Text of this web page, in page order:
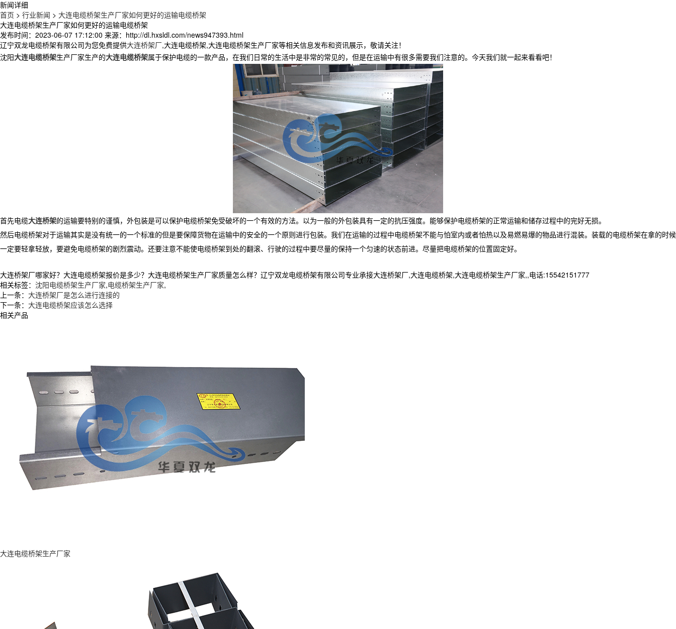
新闻详细
首页 > 行业新闻 > 大连电缆桥架生产厂家如何更好的运输电缆桥架
大连电缆桥架生产厂家如何更好的运输电缆桥架
发布时间：2023-06-07 17:12:00 来源：http://dl.hxsldl.com/news947393.html
辽宁双龙电缆桥架有限公司为您免费提供大连桥架厂,大连电缆桥架,大连电缆桥架生产厂家等相关信息发布和资讯展示，敬请关注！
沈阳大连电缆桥架生产厂家生产的大连电缆桥架属于保护电缆的一款产品，在我们日常的生活中是非常的常见的，但是在运输中有很多需要我们注意的。今天我们就一起来看看吧！
首先电缆大连桥架的运输要特别的谨慎，外包装是可以保护电缆桥架免受破坏的一个有效的方法。以为一般的外包装具有一定的抗压强度。能够保护电缆桥架的正常运输和储存过程中的完好无损。
然后电缆桥架对于运输其实是没有统一的一个标准的但是要保障货物在运输中的安全的一个原则进行包装。我们在运输的过程中电缆桥架不能与怕室内或者怕热以及易燃易爆的物品进行混装。装载的电缆桥架在拿的时候
一定要轻拿轻放，要避免电缆桥架的剧烈震动。还要注意不能使电缆桥架到处的翻滚、行驶的过程中要尽量的保持一个匀速的状态前进。尽量把电缆桥架的位置固定好。
大连桥架厂哪家好？大连电缆桥架报价是多少？大连电缆桥架生产厂家质量怎么样？辽宁双龙电缆桥架有限公司专业承接大连桥架厂,大连电缆桥架,大连电缆桥架生产厂家,,电话:15542151777
相关标签： 沈阳电缆桥架生产厂家,电缆桥架生产厂家,
上一条： 大连桥架厂是怎么进行连接的
下一条： 大连电缆桥架应该怎么选择
相关产品
大连电缆桥架生产厂家